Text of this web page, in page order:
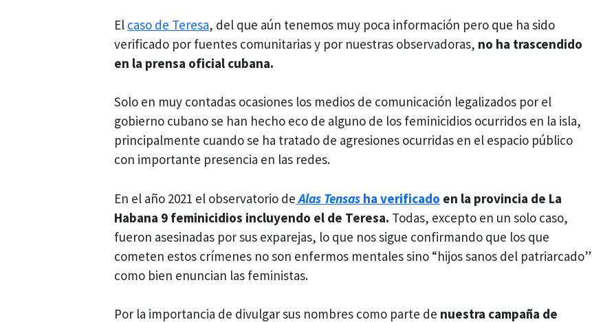
El caso de Teresa, del que aún tenemos muy poca información pero que ha sido
verificado por fuentes comunitarias y por nuestras observadoras, no ha trascendido
en la prensa oficial cubana.
Solo en muy contadas ocasiones los medios de comunicación legalizados por el
gobierno cubano se han hecho eco de alguno de los feminicidios ocurridos en la isla,
principalmente cuando se ha tratado de agresiones ocurridas en el espacio público
con importante presencia en las redes.
En el año 2021 el observatorio de Alas Tensas ha verificado en la provincia de La
Habana 9 feminicidios incluyendo el de Teresa. Todas, excepto en un solo caso,
fueron asesinadas por sus exparejas, lo que nos sigue confirmando que los que
cometen estos crímenes no son enfermos mentales sino “hijos sanos del patriarcado”
como bien enuncian las feministas.
Por la importancia de divulgar sus nombres como parte de nuestra campaña de